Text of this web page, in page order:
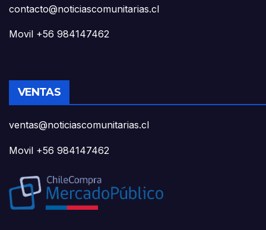
contacto@noticiascomunitarias.cl
Movil +56 984147462
VENTAS
ventas@noticiascomunitarias.cl
Movil +56 984147462